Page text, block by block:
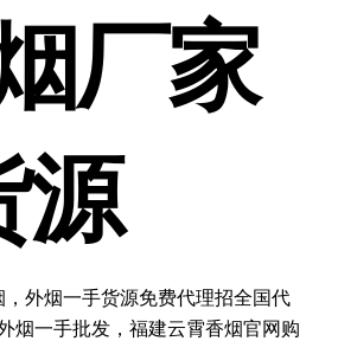
厂家
源
外烟一手货源免费代理招全国代
烟一手批发，福建云霄香烟官网购